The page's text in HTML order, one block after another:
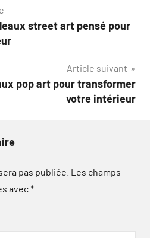
street art pensé pour
Article suivant
pop art pour transformer
votre intérieur
pas publiée. Les champs
avec*